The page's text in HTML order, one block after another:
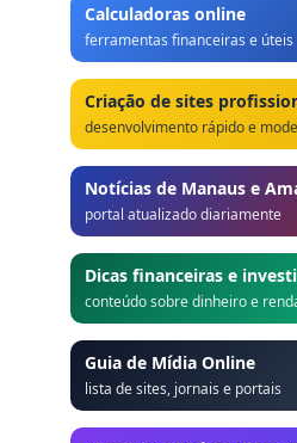
Calculadoras online
ferramentas financeiras e úteis
Criação de sites
desenvolvimento rápido e
Notícias de Manaus e
portal atualizado diariamente
Dicas financeiras e
conteúdo sobre dinheiro e
Guia de Mídia Online
lista de sites, jornais e portais